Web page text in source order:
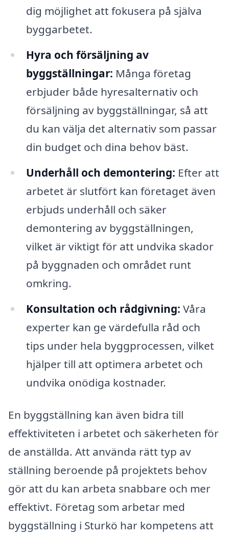
dig möjlighet att fokusera på själva
byggarbetet.
Hyra och försäljning av
byggställningar: Många företag
erbjuder både hyresalternativ och
försäljning av byggställningar, så att
du kan välja det alternativ som passar
din budget och dina behov bäst.
Underhåll och demontering: Efter att
arbetet är slutfört kan företaget även
erbjuds underhåll och säker
demontering av byggställningen,
vilket är viktigt för att undvika skador
på byggnaden och området runt
omkring.
Konsultation och rådgivning: Våra
experter kan ge värdefulla råd och
tips under hela byggprocessen, vilket
hjälper till att optimera arbetet och
undvika onödiga kostnader.
En byggställning kan även bidra till
effektiviteten i arbetet och säkerheten för
de anställda. Att använda rätt typ av
ställning beroende på projektets behov
gör att du kan arbeta snabbare och mer
effektivt. Företag som arbetar med
byggställning i Sturkö har kompetens att